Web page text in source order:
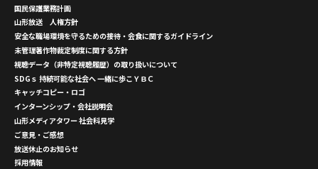
国民保護業務計画
山形放送 人権方針
安全な職場環境を守るための接待・会食に関するガイドライン
未管理著作物裁定制度に関する方針
視聴データ（非特定視聴履歴）の取り扱いについて
SDGｓ 持続可能な社会へ 一緒に歩こＹＢＣ
キャッチコピー・ロゴ
インターンシップ・会社説明会
山形メディアタワー 社会科見学
ご意見・ご感想
放送休止のお知らせ
採用情報